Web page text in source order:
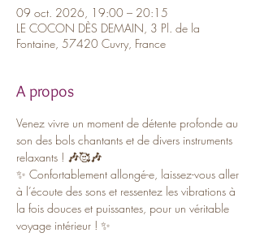
09 oct. 2026, 19:00 – 20:15
LE COCON DÈS DEMAIN, 3 Pl. de la
Fontaine, 57420 Cuvry, France
A propos
Venez vivre un moment de détente profonde au
son des bols chantants et de divers instruments
relaxants ! 🎶🥰🎶
✨ Confortablement allongé-e, laissez-vous aller
à l’écoute des sons et ressentez les vibrations à
la fois douces et puissantes, pour un véritable
voyage intérieur ! ✨